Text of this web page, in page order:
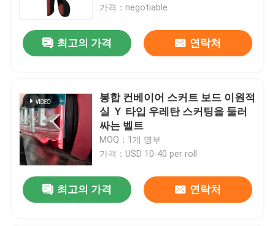
가격：negotiable
최고의 가격 연락처
봉합 컨베이어 스커트 보드 이원적
실 Ｙ 타입 우레탄 스커팅을 둘러
싸는 벨트
MOQ：1개 명부
가격：USD 10-40 per roll
최고의 가격 연락처